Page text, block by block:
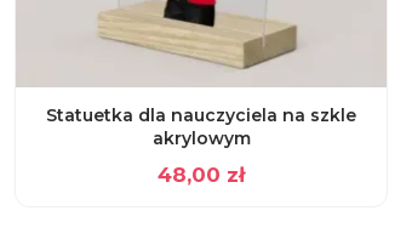
Statuetka dla nauczyciela na szkle
akrylowym
48,00 zł